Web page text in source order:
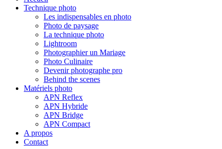
Technique photo
Les indispensables en photo
Photo de paysage
La technique photo
Lightroom
Photographier un Mariage
Photo Culinaire
Devenir photographe pro
Behind the scenes
Matériels photo
APN Reflex
APN Hybride
APN Bridge
APN Compact
A propos
Contact